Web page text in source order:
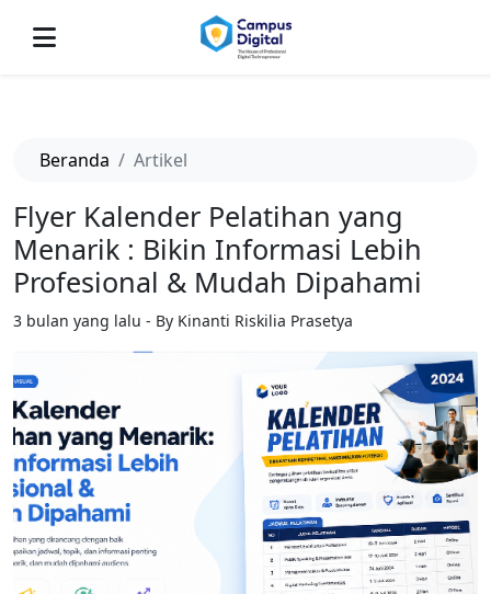
Beranda Artikel
Flyer Kalender Pelatihan yang
Menarik : Bikin Informasi Lebih
Profesional & Mudah Dipahami
3 bulan yang lalu - By Kinanti Riskilia Prasetya